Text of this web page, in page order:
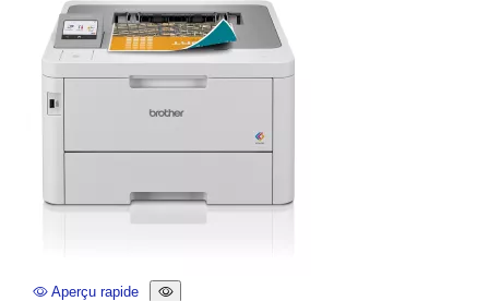
Aperçu rapide